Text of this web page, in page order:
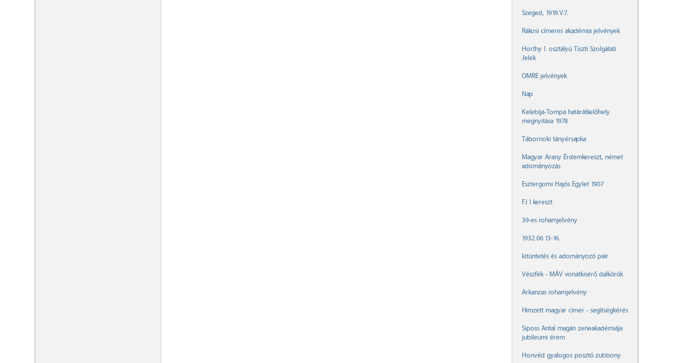
Szeged, 1919.V.7.
Rákosi címeres akadémia jelvények
Horthy I. osztályú Tiszti Szolgálati
Jelek
OMRE jelvények
Nap
Kelebija-Tompa határátkelőhely
megnyitása 1978
Tábornoki tányérsapka
Magyar Arany Érdemkereszt, német
adományozás
Esztergomi Hajós Egylet 1907
FJ I kereszt
39-es rohamjelvény
1932.06.13-16.
kitüntetés és adományozó pair
Vészfék - MÁV vonatkisérő dalkörök
Arkanzas rohamjelvény
Himzett magyar címer - segítségkérés
Siposs Antal magán zeneakadémiája
jubileumi érem
Honvéd gyalogos posztó zubbony